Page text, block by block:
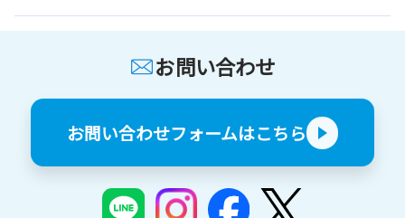
お問い合わせ
お問い合わせフォームはこちら